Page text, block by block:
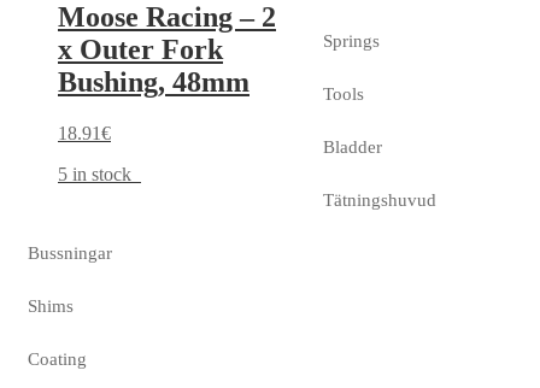
Moose Racing – 2
x Outer Fork
Bushing, 48mm
18.91€
5 in stock
Springs
Tools
Bladder
Tätningshuvud
Bussningar
Shims
Coating